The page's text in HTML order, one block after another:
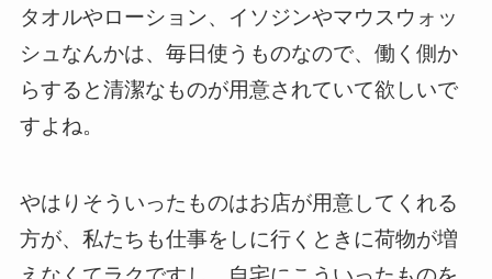
タオルやローション、イソジンやマウスウォッ
シュなんかは、毎日使うものなので、働く側か
らすると清潔なものが用意されていて欲しいで
すよね。
やはりそういったものはお店が用意してくれる
方が、私たちも仕事をしに行くときに荷物が増